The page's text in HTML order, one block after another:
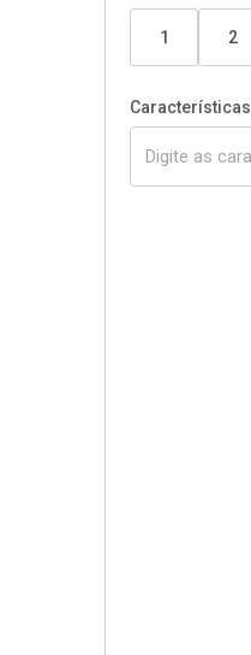
1 2
Características